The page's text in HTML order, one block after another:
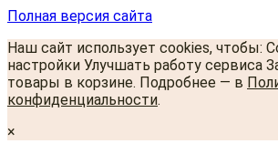
Полная версия сайта
Наш сайт использует cookies, чтобы:
настройки Улучшать работу сервиса
товары в корзине. Подробнее — в
конфиденциальности.
×